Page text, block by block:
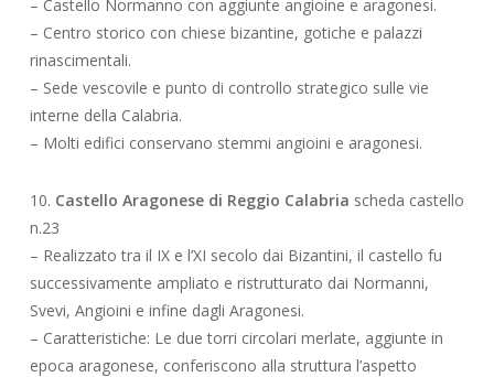
– Castello Normanno con aggiunte angioine e aragonesi.
– Centro storico con chiese bizantine, gotiche e palazzi
rinascimentali.
– Sede vescovile e punto di controllo strategico sulle vie
interne della Calabria.
– Molti edifici conservano stemmi angioini e aragonesi.
10. Castello Aragonese di Reggio Calabria scheda castello
n.23
– Realizzato tra il IX e l’XI secolo dai Bizantini, il castello fu
successivamente ampliato e ristrutturato dai Normanni,
Svevi, Angioini e infine dagli Aragonesi.
– Caratteristiche: Le due torri circolari merlate, aggiunte in
epoca aragonese, conferiscono alla struttura l’aspetto